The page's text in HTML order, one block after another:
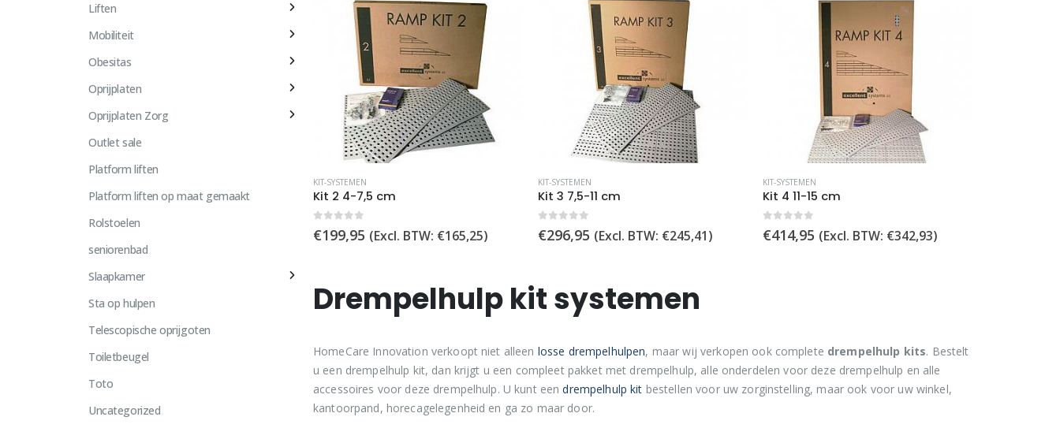
KIT-SYSTEMEN
Kit 2 4-7,5 cm
€199,95 (Excl. BTW: €165,25)
KIT-SYSTEMEN
Kit 3 7,5-11 cm
€296,95 (Excl. BTW: €245,41)
KIT-SYSTEMEN
Kit 4 11-15 cm
€414,95 (Excl. BTW: €342,93)
Drempelhulp kit systemen
HomeCare Innovation verkoopt niet alleen losse drempelhulpen, maar wij verkopen ook complete drempelhulp kits. Bestelt
u een drempelhulp kit, dan krijgt u een compleet pakket met drempelhulp, alle onderdelen voor deze drempelhulp en alle
accessoires voor deze drempelhulp. U kunt eendrempelhulp kit bestellen voor uw zorginstelling, maar ook voor uw winkel,
kantoorpand, horecagelegenheid en ga zo maar door.
Liften
Mobiliteit
Obesitas
Oprijplaten
Oprijplaten Zorg
Outlet sale
Platform liften
Platform liften op maat gemaakt
Rolstoelen
seniorenbad
Slaapkamer
Sta op hulpen
Telescopische oprijgoten
Toiletbeugel
Toto
Uncategorized